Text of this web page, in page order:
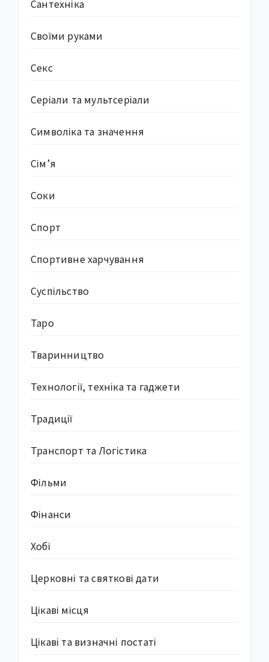
Сантехніка
Своїми руками
Секс
Серіали та мультсеріали
Символіка та значення
Сім’я
Соки
Спорт
Спортивне харчування
Суcпільство
Таро
Тваринництво
Технології, техніка та гаджети
Традиції
Транспорт та Логістика
Фільми
Фінанси
Хобі
Церковні та святкові дати
Цікаві місця
Цікаві та визначні постаті